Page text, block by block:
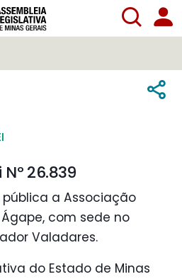
26.839
a Associação
com sede no
Valadares.
do Estado de Minas